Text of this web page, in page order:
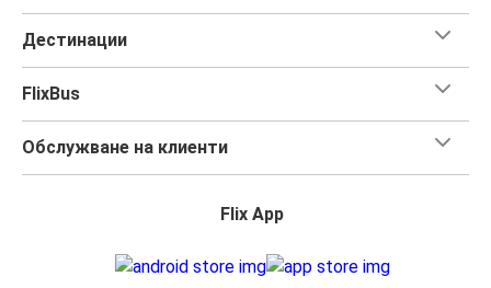
Дестинации
FlixBus
Обслужване на клиенти
Flix App